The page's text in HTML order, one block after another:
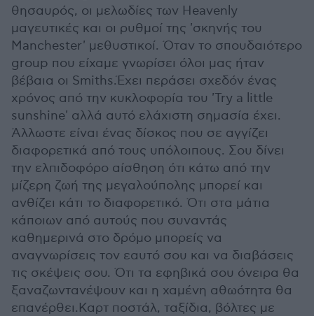
θησαυρός, οι μελωδίες των Heavenly
μαγευτικές και οι ρυθμοί της 'σκηνής του
Manchester' μεθυστικοί. Όταν το σπουδαιότερο
group που είχαμε γνωρίσει όλοι μας ήταν
βέβαια οι Smiths.Έχει περάσει σχεδόν ένας
χρόνος από την κυκλοφορία του 'Try a little
sunshine' αλλά αυτό ελάχιστη σημασία έχει.
Άλλωστε είναι ένας δίσκος που σε αγγίζει
διαφορετικά από τους υπόλοιπους. Σου δίνει
την ελπιδοφόρο αίσθηση ότι κάτω από την
μίζερη ζωή της μεγαλούπολης μπορεί και
ανθίζει κάτι το διαφορετικό. Ότι στα μάτια
κάποιων από αυτούς που συναντάς
καθημερινά στο δρόμο μπορείς να
αναγνωρίσεις τον εαυτό σου και να διαβάσεις
τις σκέψεις σου. Ότι τα εφηβικά σου όνειρα θα
ξαναζωντανέψουν και η χαμένη αθωότητα θα
επανέρθει.Καρτ ποστάλ, ταξίδια, βόλτες με